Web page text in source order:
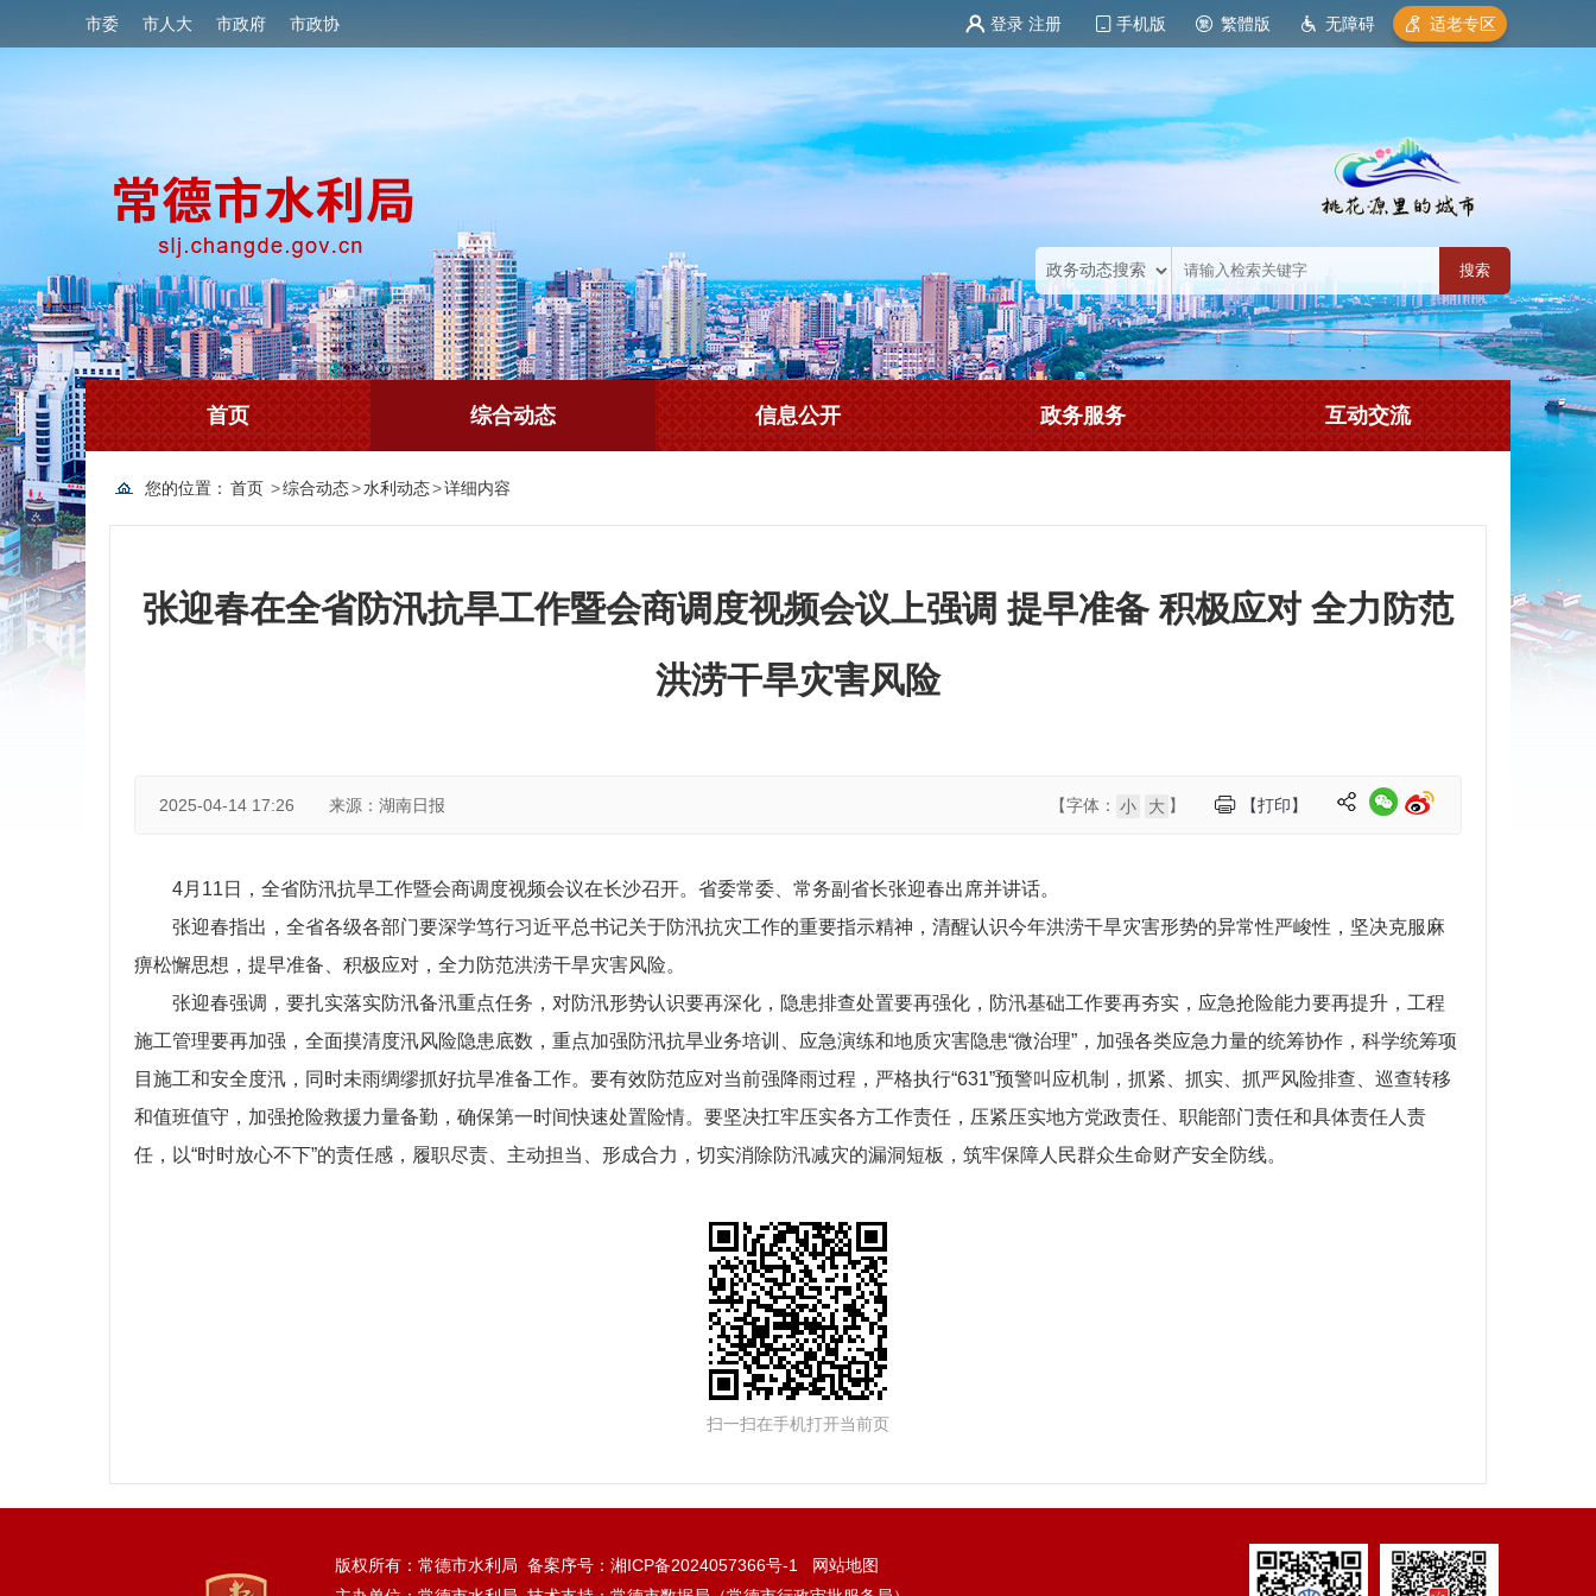
市委 市人大 市政府 市政协 登录 注册 手机版 繁體版 无障碍 适老专区
首页 综合动态 信息公开 政务服务 互动交流
您的位置： 首页 >综合动态>水利动态>详细内容
张迎春在全省防汛抗旱工作暨会商调度视频会议上强调 提早准备 积极应对 全力防范
洪涝干旱灾害风险
2025-04-14 17:26 来源：湖南日报 【打印】
【字体： 小 大 】
4月11日，全省防汛抗旱工作暨会商调度视频会议在长沙召开。省委常委、常务副省长张迎春出席并讲话。
张迎春指出，全省各级各部门要深学笃行习近平总书记关于防汛抗灾工作的重要指示精神，清醒认识今年洪涝干旱灾害形势的异常性严峻性，坚决克服麻
痹松懈思想，提早准备、积极应对，全力防范洪涝干旱灾害风险。
张迎春强调，要扎实落实防汛备汛重点任务，对防汛形势认识要再深化，隐患排查处置要再强化，防汛基础工作要再夯实，应急抢险能力要再提升，工程
施工管理要再加强，全面摸清度汛风险隐患底数，重点加强防汛抗旱业务培训、应急演练和地质灾害隐患“微治理”，加强各类应急力量的统筹协作，科学统筹项
目施工和安全度汛，同时未雨绸缪抓好抗旱准备工作。要有效防范应对当前强降雨过程，严格执行“631”预警叫应机制，抓紧、抓实、抓严风险排查、巡查转移
和值班值守，加强抢险救援力量备勤，确保第一时间快速处置险情。要坚决扛牢压实各方工作责任，压紧压实地方党政责任、职能部门责任和具体责任人责
任，以“时时放心不下”的责任感，履职尽责、主动担当、形成合力，切实消除防汛减灾的漏洞短板，筑牢保障人民群众生命财产安全防线。
扫一扫在手机打开当前页
版权所有：常德市水利局 备案序号： 湘ICP备2024057366号-1
网站地图